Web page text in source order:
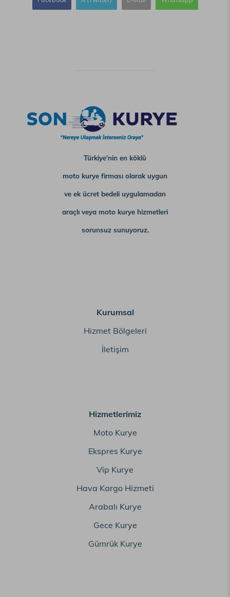
Türkiye'nin en köklü
moto kurye firması olarak uygun
ve ek ücret bedeli uygulamadan
araçlı veya moto kurye hizmetleri
sorunsuz sunuyoruz.
Kurumsal
Hizmet Bölgeleri
İletişim
Hizmetlerimiz
Moto Kurye
Ekspres Kurye
Vip Kurye
Hava Kargo Hizmeti
Arabalı Kurye
Gece Kurye
Gümrük Kurye